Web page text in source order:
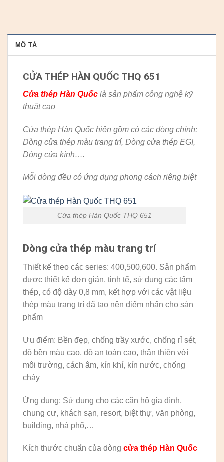
MÔ TẢ
CỬA THÉP HÀN QUỐC THQ 651
Cửa thép Hàn Quốc là sản phẩm công nghệ kỹ
thuật cao
Cửa thép Hàn Quốc hiện gồm có các dòng chính:
Dòng cửa thép màu trang trí, Dòng cửa thép EGI,
Dòng cửa kính….
Mỗi dòng đều có ứng dụng phong cách riêng biệt
Cửa thép Hàn Quốc THQ 651
Dòng cửa thép màu trang trí
Thiết kế theo các series: 400,500,600. Sản phẩm
được thiết kế đơn giản, tinh tế, sử dụng các tấm
thép, có độ dày 0,8 mm, kết hợp với các vật liệu
thép màu trang trí đã tạo nên điểm nhấn cho sản
phẩm
Ưu điểm: Bền đẹp, chống trầy xước, chống rỉ sét,
độ bền màu cao, độ an toàn cao, thân thiện với
môi trường, cách âm, kín khí, kín nước, chống
cháy
Ứng dụng: Sử dụng cho các căn hộ gia đình,
chung cư, khách sạn, resort, biệt thự, văn phòng,
building, nhà phố,…
Kích thước chuẩn của dòng cửa thép Hàn Quốc